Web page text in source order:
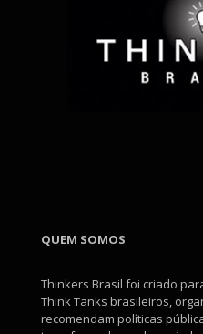
QUEM SOMOS
Thinkers Brasil foi criado
Think Tanks brasileiros,
recomendam políticas